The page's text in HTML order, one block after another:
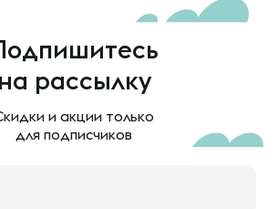
на рассылку
и акции только
для подписчиков